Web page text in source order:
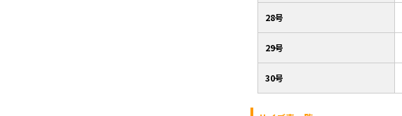
28号
29号
30号